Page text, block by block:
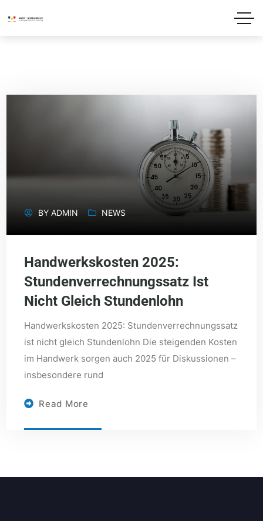
BYADMIN NEWS
Handwerkskosten 2025:
Stundenverrechnungssatz Ist
Nicht Gleich Stundenlohn
Handwerkskosten 2025: Stundenverrechnungssatz
ist nicht gleich Stundenlohn Die steigenden Kosten
im Handwerk sorgen auch 2025 für Diskussionen –
insbesondere rund
Read More